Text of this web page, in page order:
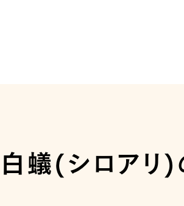
白蟻(シロアリ